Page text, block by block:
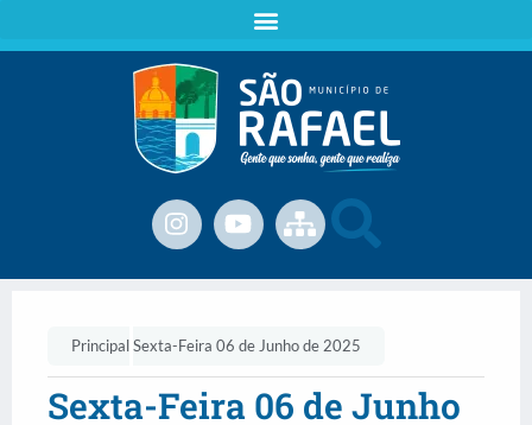
PrincipalSexta-Feira 06 de Junho de 2025
Sexta-Feira 06 de Junho